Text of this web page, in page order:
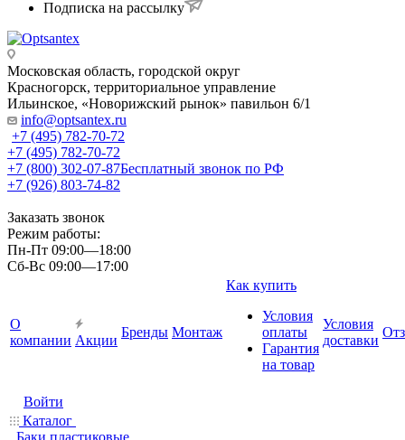
Подписка на рассылку
Московская область, городской округ
Красногорск, территориальное управление
Ильинское, «Новорижский рынок» павильон 6/1
info@optsantex.ru
+7 (495) 782-70-72
+7 (495) 782-70-72
+7 (800) 302-07-87Бесплатный звонок по РФ
+7 (926) 803-74-82
Заказать звонок
Режим работы:
Пн-Пт 09:00—18:00
Сб-Вс 09:00—17:00
О
компании Акции
Бренды Монтаж
Как купить
Условия
оплаты
Гарантия
на товар
Условия
доставки
Войти
Каталог
Баки пластиковые